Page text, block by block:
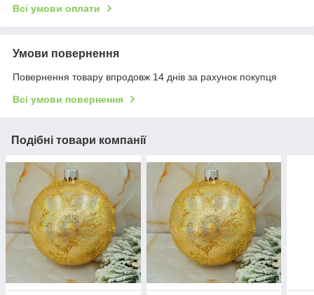
Всі умови оплати
Умови повернення
Повернення товару впродовж 14 днів за рахунок покупця
Всі умови повернення
Подібні товари компанії